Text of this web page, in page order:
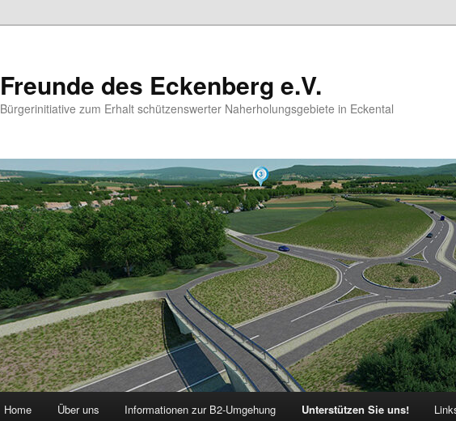
Freunde des Eckenberg e.V.
Bürgerinitiative zum Erhalt schützenswerter Naherholungsgebiete in Eckental
Home Über uns Informationen zur B2-Umgehung Unterstützen Sie uns!